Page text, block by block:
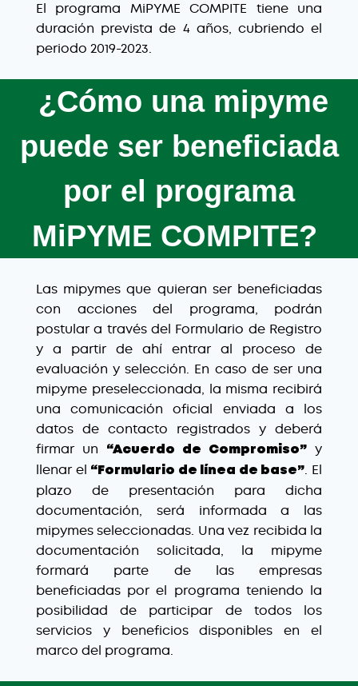
El programa MiPYME COMPITE tiene una
duración prevista de 4 años, cubriendo el
periodo 2019-2023.
¿Cómo una mipyme
puede ser beneficiada
por el programa
MiPYME COMPITE?
Las mipymes que quieran ser beneficiadas
con acciones del programa, podrán
postular a través del Formulario de Registro
y a partir de ahí entrar al proceso de
evaluación y selección. En caso de ser una
mipyme preseleccionada, la misma recibirá
una comunicación oficial enviada a los
datos de contacto registrados y deberá
firmar un
“Acuerdo de Compromiso”
y
llenar el “Formulario de línea de base”. El
plazo de presentación para dicha
documentación, será informada a las
mipymes seleccionadas. Una vez recibida la
documentación solicitada, la mipyme
formará parte de las empresas
beneficiadas por el programa teniendo la
posibilidad de participar de todos los
servicios y beneficios disponibles en el
marco del programa.